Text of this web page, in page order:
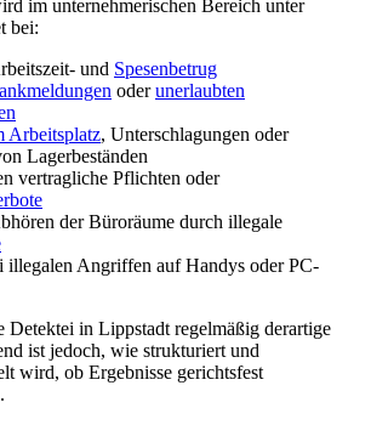
im unternehmerischen Bereich unter
bei:
und Spesenbetrug
oderunerlaubten
Arbeitsplatz, Unterschlagungen oder
Lagerbeständen
vertragliche Pflichten oder
der Büroräume durch illegale
illegalen Angriffen auf Handys oder PC-
Detektei in Lippstadt regelmäßig derartige
ist jedoch, wie strukturiert und
wird, ob Ergebnisse gerichtsfest